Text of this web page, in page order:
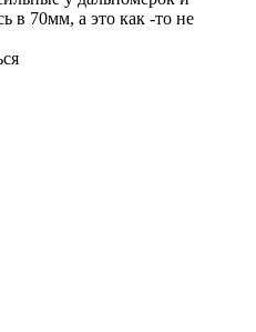
в 70мм, а это как -то не